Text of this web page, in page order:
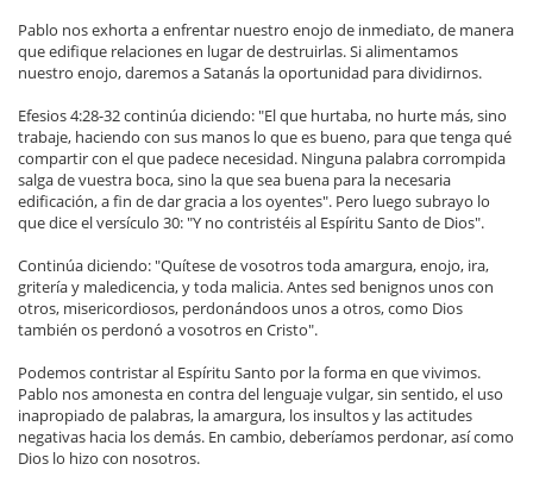
Pablo nos exhorta a enfrentar nuestro enojo de inmediato, de manera
que edifique relaciones en lugar de destruirlas. Si alimentamos
nuestro enojo, daremos a Satanás la oportunidad para dividirnos.
Efesios 4:28-32 continúa diciendo: "El que hurtaba, no hurte más, sino
trabaje, haciendo con sus manos lo que es bueno, para que tenga qué
compartir con el que padece necesidad. Ninguna palabra corrompida
salga de vuestra boca, sino la que sea buena para la necesaria
edificación, a fin de dar gracia a los oyentes". Pero luego subrayo lo
que dice el versículo 30: "Y no contristéis al Espíritu Santo de Dios".
Continúa diciendo: "Quítese de vosotros toda amargura, enojo, ira,
gritería y maledicencia, y toda malicia. Antes sed benignos unos con
otros, misericordiosos, perdonándoos unos a otros, como Dios
también os perdonó a vosotros en Cristo".
Podemos contristar al Espíritu Santo por la forma en que vivimos.
Pablo nos amonesta en contra del lenguaje vulgar, sin sentido, el uso
inapropiado de palabras, la amargura, los insultos y las actitudes
negativas hacia los demás. En cambio, deberíamos perdonar, así como
Dios lo hizo con nosotros.